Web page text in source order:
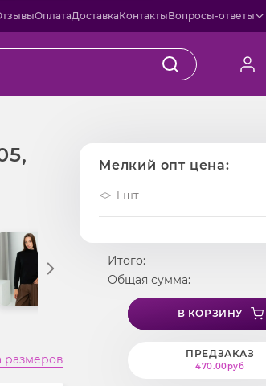
ОплатаДоставкаКонтактыВопросы-ответы
размеров
Мелкий опт цена:
1 шт
Итого:
Общая сумма:
В КОРЗИНУ
ПРЕДЗАКАЗ
470.00руб